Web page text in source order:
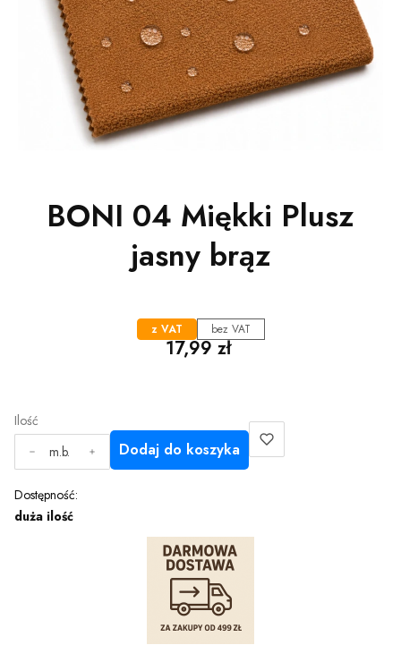
BONI 04 Miękki Plusz
jasny brąz
z VAT bez VAT
Cena
17,99 zł
Ilość
m.b.
Dodaj do koszyka
Dostępność:
duża ilość